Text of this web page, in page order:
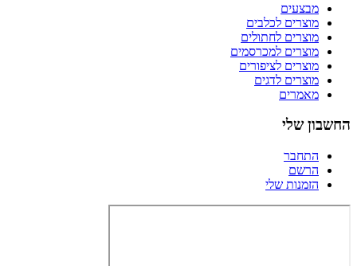
מבצעים
מוצרים לכלבים
מוצרים לחתולים
מוצרים למכרסמים
מוצרים לציפורים
מוצרים לדגים
מאמרים
החשבון שלי
התחבר
הרשם
הזמנות שלי